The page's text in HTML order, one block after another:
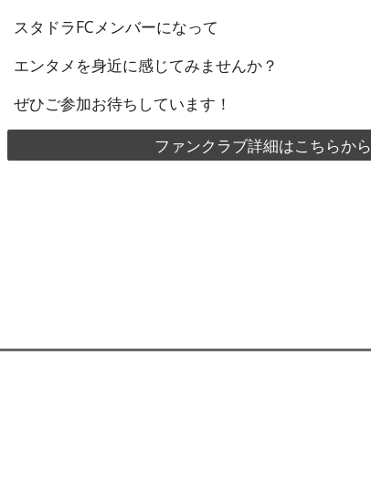
スタドラFCメンバーになって
エンタメを身近に感じてみませんか？
ぜひご参加お待ちしています！
ファンクラブ詳細はこちらから